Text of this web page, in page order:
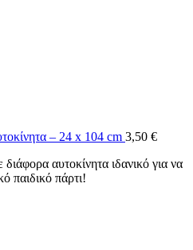
– 24 x 104 cm 3,50 €
αυτοκίνητα ιδανικό για να
παιδικό πάρτι!